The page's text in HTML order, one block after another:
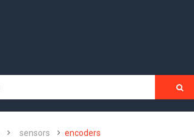
sensors encoders